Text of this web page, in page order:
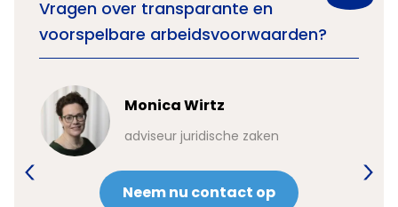
Vragen over transparante en
voorspelbare arbeidsvoorwaarden?
Monica Wirtz
adviseur juridische zaken
Neem nu contact op